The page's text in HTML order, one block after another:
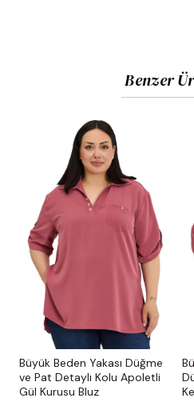
terletmeyen ve nefes alan
Görseldeki Ürün Bedeni:
Manken Ölçüleri:
Boy:1.73 cm
Göğüs:108 cm |
Bakım ve Uyarılar
Yıkama:
Ürünün formunu
koruması için çamaşır
yıkanması tavsiye edilir.
Renk Notu:Stüdyo
farklılığından dolayı
gösterebilir.
Benzer
Büyük Beden Yakası Düğme
ve Pat Detaylı Kolu Apoletli
Gül Kurusu Bluz